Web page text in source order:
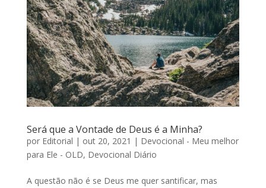
Será que a Vontade de Deus é a Minha?
por Editorial | out 20, 2021 | Devocional - Meu melhor
para Ele - OLD, Devocional Diário
A questão não é se Deus me quer santificar, mas